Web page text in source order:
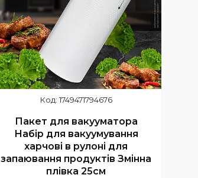
1749471794676
Пакет для вакууматора
Набір для вакуумування
харчові в рулоні для
запаювання продуктів Змінна
плівка 25см